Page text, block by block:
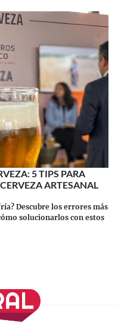
5 TIPS PARA
ARTESANAL
Descubre los errores más
solucionarlos con estos